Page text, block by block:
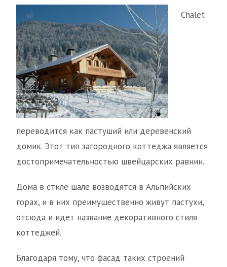
Chalet
переводится как пастуший или деревенский
домик. Этот тип загородного коттеджа является
достопримечательностью швейцарских равнин.
Дома в стиле шале возводятся в Альпийских
горах, и в них преимущественно живут пастухи,
отсюда и идет название декоративного стиля
коттеджей.
Благодаря тому, что фасад таких строений